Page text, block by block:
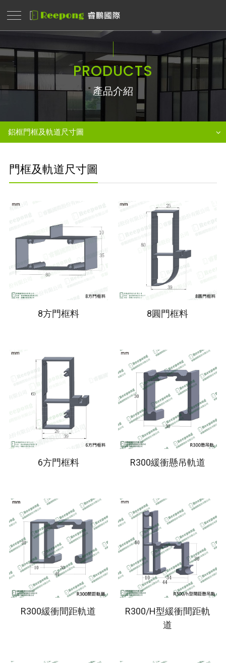
PRODUCTS
產品介紹
鋁框門框及軌道尺寸圖
門框及軌道尺寸圖
8方門框料 8圓門框料
6方門框料 R300緩衝懸吊軌道
R300緩衝間距軌道
R300/H型緩衝間距軌
道